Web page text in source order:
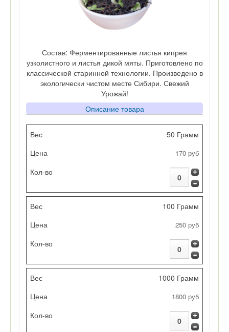
Состав: Ферментированные листья кипрея
узколистного и листья дикой мяты. Приготовлено по
классической старинной технологии. Произведено в
экологически чистом месте Сибири. Свежий
Урожай!
Описание товара
Вес
Цена
Кол-во
50 Грамм
170 руб
100 Грамм
250 руб
1000 Грамм
1800 руб